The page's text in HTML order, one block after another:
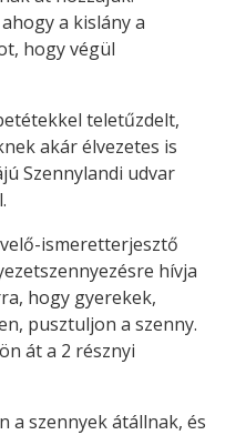
a kislány a
hogy végül
teletűzdelt,
akár élvezetes is
Szennylandi udvar
ismeretterjesztő
hívja
hogy gyerekek,
pusztuljon a szenny.
át a 2 résznyi
a szennyek átállnak, és